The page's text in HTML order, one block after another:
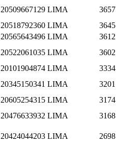
20509667129 LIMA
20518792360 LIMA
20565643496 LIMA
20522061035 LIMA
20101904874 LIMA
20345150341 LIMA
20605254315 LIMA
20476633932 LIMA
20424044203 LIMA